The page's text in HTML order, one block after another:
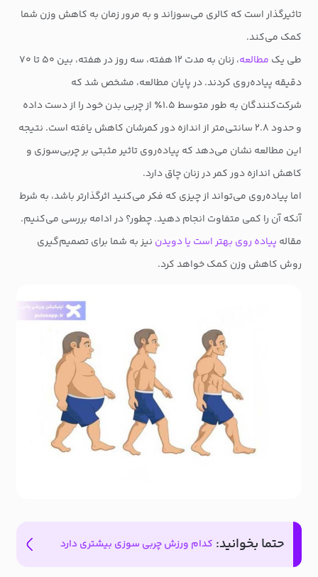
تاثیرگذار است که کالری می‌سوزاند و به مرور زمان به کاهش وزن شما
کمک می‌کند.
طی یک مطالعه
، زنان به مدت ۱۲ هفته، سه روز در هفته، بین ۵۰ تا ۷۰
دقیقه پیاده‌روی کردند. در پایان مطالعه، مشخص شد که
شرکت‌کنندگان به طور متوسط ۱.۵٪ از چربی بدن خود را از دست داده
و حدود ۲.۸ سانتی‌متر از اندازه دور کمرشان کاهش یافته است. نتیجه
این مطالعه نشان می‌دهد که پیاده‌روی تاثیر مثبتی بر چربی‌سوزی و
کاهش اندازه دور کمر در زنان چاق دارد.
اما پیاده‌روی می‌تواند از چیزی که فکر می‌کنید اثرگذارتر باشد، به شرط
آنکه آن را کمی متفاوت انجام دهید. چطور؟ در ادامه بررسی می‌کنیم.
مقاله پیاده روی بهتر است یا دویدن نیز به شما برای تصمیم‌گیری
روش کاهش وزن کمک خواهد کرد.
حتما بخوانید: کدام ورزش چربی سوزی بیشتری دارد